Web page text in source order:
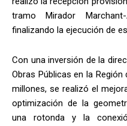
tramo Mirador
finalizando la ejecución de
Con una inversión de la
Obras Públicas en la
millones, se realizó el
optimización de la
una rotonda y la